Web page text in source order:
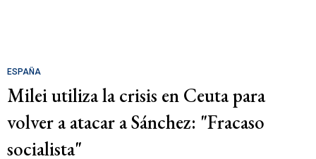
ESPAÑA
Milei utiliza la crisis en Ceuta para
volver a atacar a Sánchez: "Fracaso
socialista"